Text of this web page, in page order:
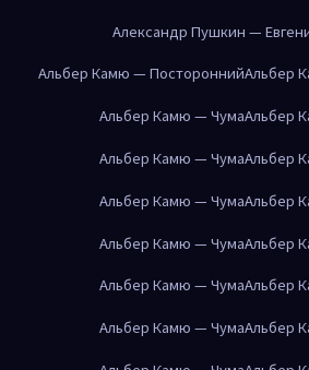
Александр Пушкин —
Альбер Камю — ПостороннийАльбер
Альбер Камю — ЧумаАльбер
Альбер Камю — ЧумаАльбер
Альбер Камю — ЧумаАльбер
Альбер Камю — ЧумаАльбер
Альбер Камю — ЧумаАльбер
Альбер Камю — ЧумаАльбер